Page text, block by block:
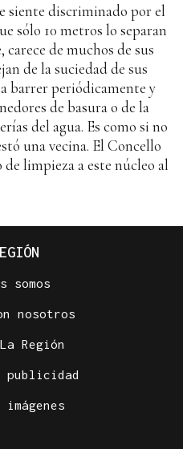
siente discriminado por el
sólo 10 metros lo separan
de muchos de sus
de la suciedad de sus
barrer periódicamente y
de basura o de la
del agua. Es como si no
una vecina. El Concello
limpieza a este núcleo al
somos
nosotros
Región
publicidad